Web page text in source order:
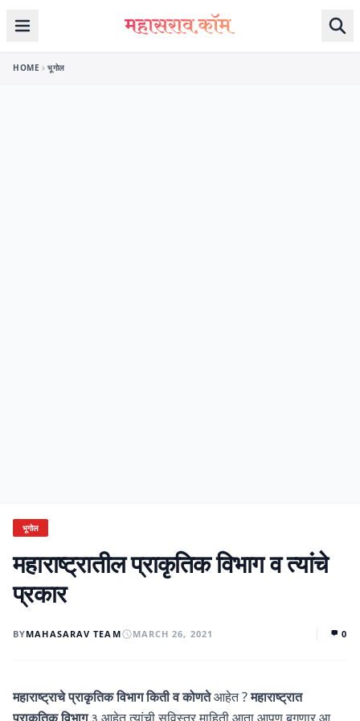
Skip to content
HOME भूगोल
भूगोल
महाराष्ट्रातील प्राकृतिक विभाग व त्यांचे
प्रकार
BYMAHASARAV TEAM MARCH 26, 2021 0
महाराष्ट्राचे प्राकृतिक विभाग किती व कोणतेआहेत ?महाराष्ट्रात